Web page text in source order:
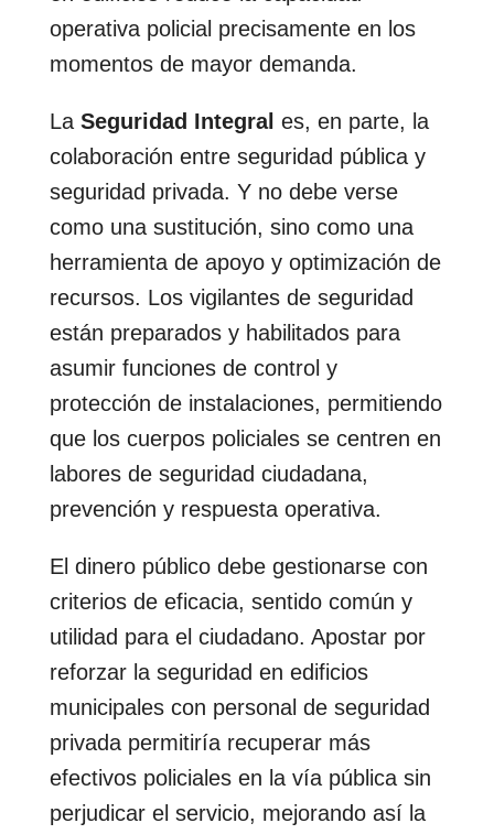
operativa policial precisamente en los
momentos de mayor demanda.
La Seguridad Integral es, en parte, la
colaboración entre seguridad pública y
seguridad privada. Y no debe verse
como una sustitución, sino como una
herramienta de apoyo y optimización de
recursos. Los vigilantes de seguridad
están preparados y habilitados para
asumir funciones de control y
protección de instalaciones, permitiendo
que los cuerpos policiales se centren en
labores de seguridad ciudadana,
prevención y respuesta operativa.
El dinero público debe gestionarse con
criterios de eficacia, sentido común y
utilidad para el ciudadano. Apostar por
reforzar la seguridad en edificios
municipales con personal de seguridad
privada permitiría recuperar más
efectivos policiales en la vía pública sin
perjudicar el servicio, mejorando así la